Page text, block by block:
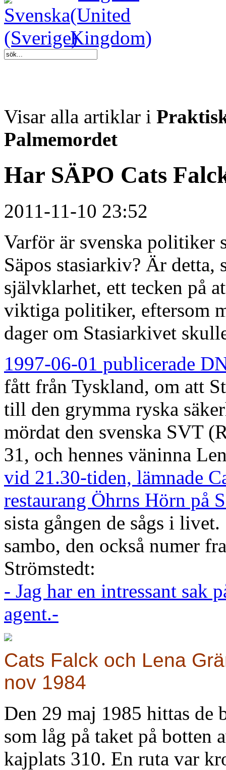
Visar alla artiklar i
Palmemordet
Har SÄPO Cats
2011-11-10 23:52
Varför är svenska
Säpos stasiarkiv? Är detta,
självklarhet, ett tecken på
viktiga politiker, eftersom
dager om Stasiarkivet
1997-06-01 publicerade
fått från Tyskland, om att
till den grymma ryska
mördat den svenska SVT
31, och hennes väninna
vid 21.30-tiden, lämnade
restaurang Öhrns Hörn på
sista gången de sågs i
sambo, den också numer
Strömstedt:
- Jag har en intressant sak
agent.-
Cats Falck och Lena
nov 1984
Den 29 maj 1985 hittas de
som låg på taket på botten
kajplats 310. En ruta var